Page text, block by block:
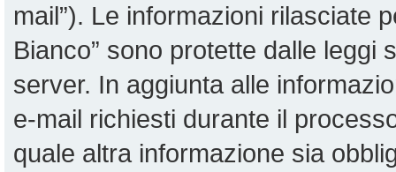
mail”). Le informazioni rilasciate
Bianco” sono protette dalle leggi
server. In aggiunta alle
e-mail richiesti durante il
quale altra informazione sia